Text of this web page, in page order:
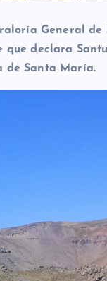
General
que declara
de Santa María.